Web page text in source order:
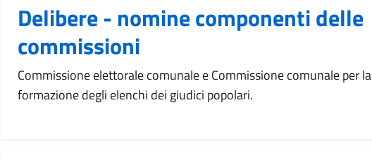
Delibere - nomine componenti delle
commissioni
Commissione elettorale comunale e Commissione comunale per la
formazione degli elenchi dei giudici popolari.